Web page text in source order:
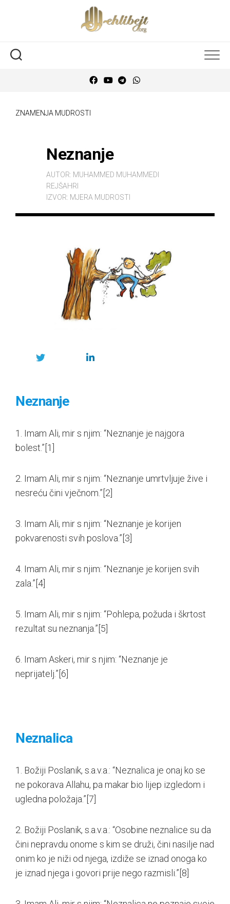
ZNAMENJA MUDROSTI
Neznanje
AUTOR: MUHAMMED MUHAMMEDI
REJŠAHRI
IZVOR: MJERA MUDROSTI
Neznanje
1. Imam Ali, mir s njim: “Neznanje je najgora
bolest.”[1]
2. Imam Ali, mir s njim: “Neznanje umrtvljuje žive i
nesreću čini vječnom.”[2]
3. Imam Ali, mir s njim: “Neznanje je korijen
pokvarenosti svih poslova.”[3]
4. Imam Ali, mir s njim: “Neznanje je korijen svih
zala.”[4]
5. Imam Ali, mir s njim: “Pohlepa, požuda i škrtost
rezultat su neznanja.”[5]
6. Imam Askeri, mir s njim: “Neznanje je
neprijatelj.”[6]
Neznalica
1. Božiji Poslanik, s.a.v.a.: “Neznalica je onaj ko se
ne pokorava Allahu, pa makar bio lijep izgledom i
ugledna položaja.”[7]
2. Božiji Poslanik, s.a.v.a.: “Osobine neznalice su da
čini nepravdu onome s kim se druži, čini nasilje nad
onim ko je niži od njega, izdiže se iznad onoga ko
je iznad njega i govori prije nego razmisli.”[8]